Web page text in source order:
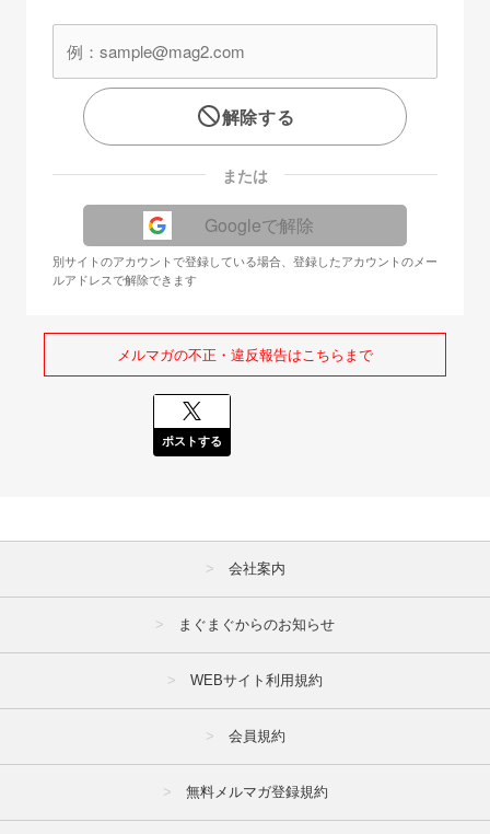
解除する
または
Googleで解除
別サイトのアカウントで登録している場合、登録したアカウントのメー
ルアドレスで解除できます
メルマガの不正・違反報告はこちらまで
ポストする
会社案内
まぐまぐからのお知らせ
WEBサイト利用規約
会員規約
無料メルマガ登録規約